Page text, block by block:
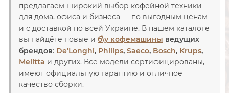
предлагаем широкий выбор кофейной техники
для дома, офиса и бизнеса — по выгодным ценам
и с доставкой по всей Украине. В нашем каталоге
вы найдёте новые и б\у кофемашины ведущих
брендов: De’Longhi, Philips, Saeco, Bosch, Krups,
Melitta и других. Все модели сертифицированы,
имеют официальную гарантию и отличное
качество сборки.